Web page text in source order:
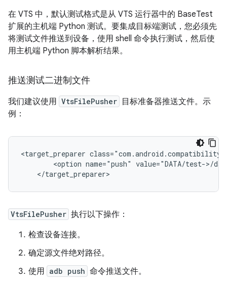
在 VTS 中，默认测试格式是从 VTS 运行器中的 BaseTest
扩展的主机端 Python 测试。要集成目标端测试，您必须先
将测试文件推送到设备，使用 shell 命令执行测试，然后使
用主机端 Python 脚本解析结果。
推送测试二进制文件
我们建议使用 VtsFilePusher
目标准备器推送文件。示
例：
<target_preparer
<option name="push" value="DATA/test->/
VtsFilePusher 执行以下操作：
检查设备连接。
确定源文件绝对路径。
使用 adb push 命令推送文件。